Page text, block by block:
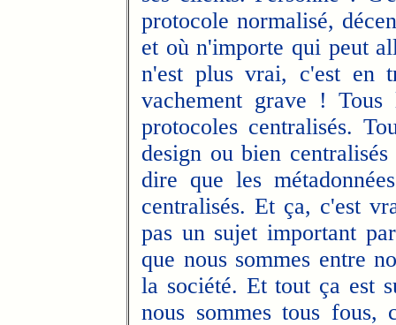
protocole normalisé,
et où n'importe qui peut
n'est plus vrai, c'est en
vachement grave ! Tous
protocoles centralisés.
design ou bien
dire que les
centralisés. Et ça, c'est
pas un sujet important
que nous sommes entre
la société. Et tout ça est
nous sommes tous